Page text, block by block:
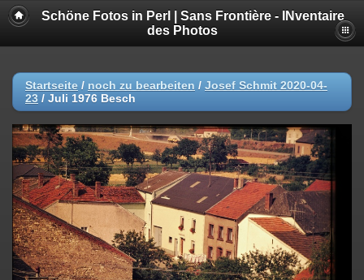
Schöne Fotos in Perl | Sans Frontière - INventaire
des Photos
Startseite / noch zu bearbeiten / Josef Schmit 2020-04-
23 / Juli 1976 Besch